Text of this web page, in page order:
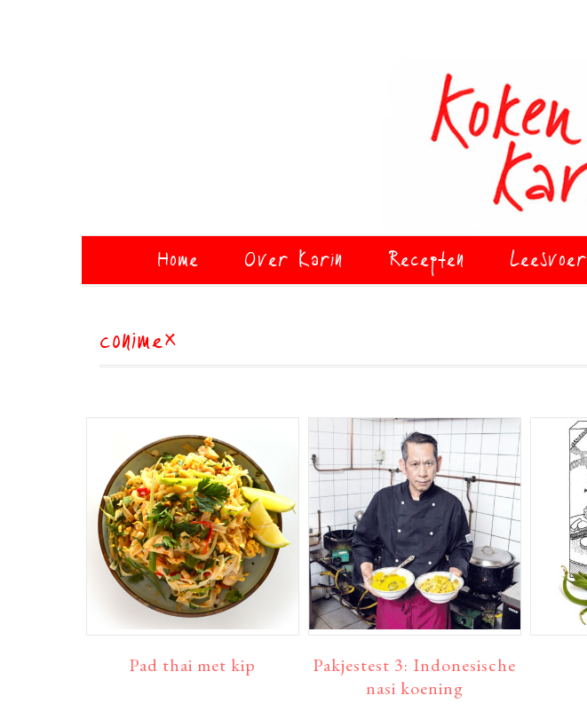
Home Over Karin Recepten Leesvoer
conimex
Pad thai met kip
Pakjestest 3: Indonesische
nasi koening